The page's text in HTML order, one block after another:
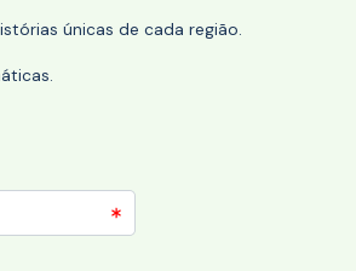
únicas de cada região.